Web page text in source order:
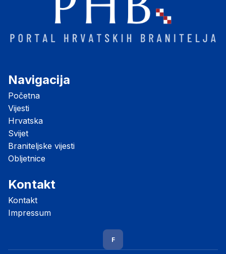
Navigacija
Početna
Vijesti
Hrvatska
Svijet
Braniteljske vijesti
Obljetnice
Kontakt
Kontakt
Impressum
F